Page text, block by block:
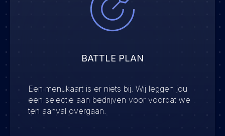
BATTLE PLAN
Een menukaart is er niets bij. Wij leggen jou
een selectie aan bedrijven voor voordat we
ten aanval overgaan.